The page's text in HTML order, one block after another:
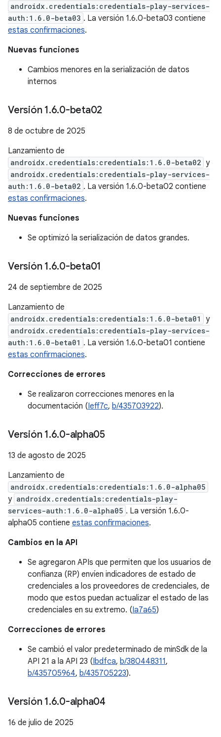
androidx.credentials:credentials-play-services-
auth:1.6.0-beta03 . La versión 1.6.0-beta03 contiene
estas confirmaciones.
Nuevas funciones
Cambios menores en la serialización de datos
internos
Versión 1.6.0-beta02
8 de octubre de 2025
Lanzamiento de
androidx.credentials:credentials:1.6.0-beta02 y
androidx.credentials:credentials-play-services-
auth:1.6.0-beta02 . La versión 1.6.0-beta02 contiene
estas confirmaciones.
Nuevas funciones
Se optimizó la serialización de datos grandes.
Versión 1.6.0-beta01
24 de septiembre de 2025
Lanzamiento de
androidx.credentials:credentials:1.6.0-beta01 y
androidx.credentials:credentials-play-services-
auth:1.6.0-beta01 . La versión 1.6.0-beta01 contiene
estas confirmaciones.
Correcciones de errores
Se realizaron correcciones menores en la
documentación (Ieff7c, b/435703922).
Versión 1.6.0-alpha05
13 de agosto de 2025
Lanzamiento de
androidx.credentials:credentials:1.6.0-alpha05
y androidx.credentials:credentials-play-
services-auth:1.6.0-alpha05 . La versión 1.6.0-
alpha05 contiene estas confirmaciones.
Cambios en la API
Se agregaron APIs que permiten que los usuarios de
confianza (RP) envíen indicadores de estado de
credenciales a los proveedores de credenciales, de
modo que estos puedan actualizar el estado de las
credenciales en su extremo. (Ia7a65)
Correcciones de errores
Se cambió el valor predeterminado de minSdk de la
API 21 a la API 23 (Ibdfca, b/380448311,
b/435705964, b/435705223).
Versión 1.6.0-alpha04
16 de julio de 2025